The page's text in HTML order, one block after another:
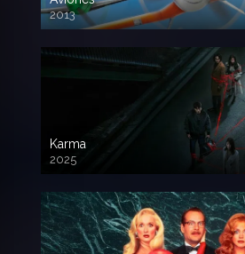
2013
720 HD
Karma
2025